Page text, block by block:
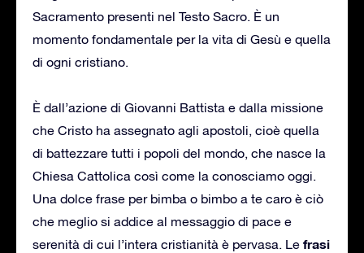
Sacramento presenti nel Testo Sacro. È un
momento fondamentale per la vita di Gesù e quella
di ogni cristiano.
È dall’azione di Giovanni Battista e dalla missione
che Cristo ha assegnato agli apostoli, cioè quella
di battezzare tutti i popoli del mondo, che nasce la
Chiesa Cattolica così come la conosciamo oggi.
Una dolce frase per bimba o bimbo a te caro è ciò
che meglio si addice al messaggio di pace e
serenità di cui l’intera cristianità è pervasa. Le frasi